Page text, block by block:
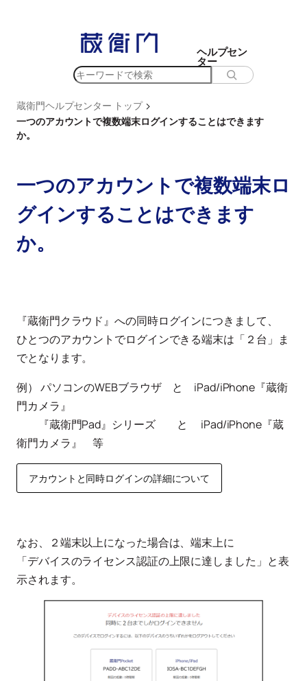
ッ
プ
ヘルプセン
ター
検
蔵衛門ヘルプセンター トップ >
一つのアカウントで複数端末ログインすることはできます
か。
一つのアカウントで複数端末ロ
グインすることはできます
か。
『蔵衛門クラウド』への同時ログインにつきまして、
ひとつのアカウントでログインできる端末は「２台」ま
でとなります。
例） パソコンのWEBブラウザ と iPad/iPhone『蔵衛
門カメラ』
『蔵衛門Pad』シリーズ と iPad/iPhone『蔵
衛門カメラ』 等
アカウントと同時ログインの詳細について
なお、２端末以上になった場合は、端末上に
「デバイスのライセンス認証の上限に達しました」と表
示されます。